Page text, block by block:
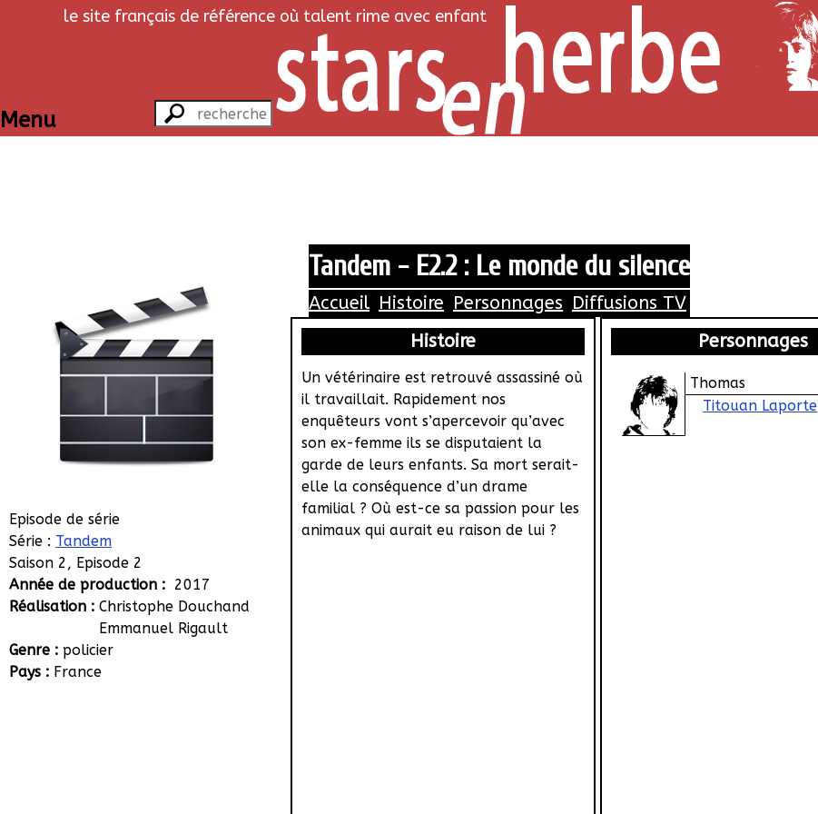
le site français de référence où talent rime avec enfant
Menu
Episode de série
Série : Tandem
Saison 2, Episode 2
Année de production : 2017
Réalisation : Christophe Douchand
Emmanuel Rigault
Genre : policier
Pays : France
Tandem - E2.2 : Le monde du silence
Accueil Histoire Personnages Diffusions TV
Histoire
Un vétérinaire est retrouvé assassiné où
il travaillait. Rapidement nos
enquêteurs vont s’apercevoir qu’avec
son ex-femme ils se disputaient la
garde de leurs enfants. Sa mort serait-
elle la conséquence d’un drame
familial ? Où est-ce sa passion pour les
animaux qui aurait eu raison de lui ?
Personnages
Thomas
Titouan Laporte